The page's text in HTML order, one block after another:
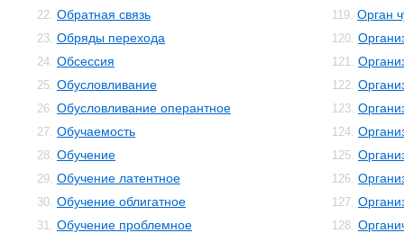
22. Обратная связь
23. Обряды перехода
24. Обсессия
25. Обусловливание
26. Обусловливание оперантное
27. Обучаемость
28. Обучение
29. Обучение латентное
30. Обучение облигатное
31. Обучение проблемное
119. Орган
120.
121.
122.
123.
124.
125.
126.
127.
128.